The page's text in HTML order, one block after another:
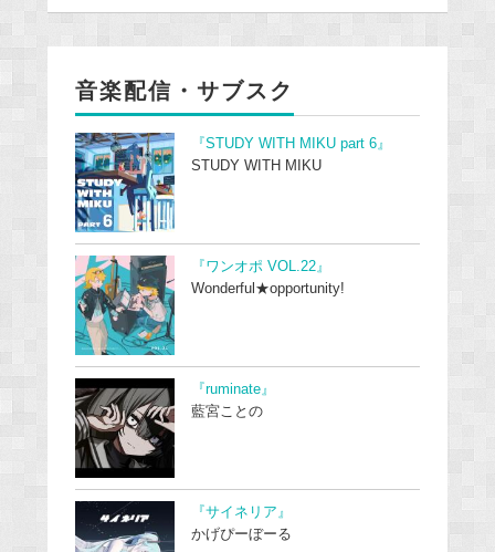
音楽配信・サブスク
『STUDY WITH MIKU part 6』
STUDY WITH MIKU
『ワンオポ VOL.22』
Wonderful★opportunity!
『ruminate』
藍宮ことの
『サイネリア』
かげぴーぼーる